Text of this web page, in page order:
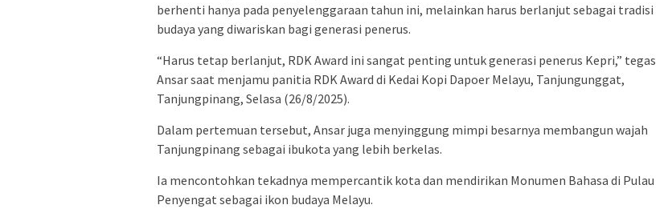
berhenti hanya pada penyelenggaraan tahun ini, melainkan harus berlanjut sebagai tradisi
budaya yang diwariskan bagi generasi penerus.
“Harus tetap berlanjut, RDK Award ini sangat penting untuk generasi penerus Kepri,” tegas
Ansar saat menjamu panitia RDK Award di Kedai Kopi Dapoer Melayu, Tanjungunggat,
Tanjungpinang, Selasa (26/8/2025).
Dalam pertemuan tersebut, Ansar juga menyinggung mimpi besarnya membangun wajah
Tanjungpinang sebagai ibukota yang lebih berkelas.
Ia mencontohkan tekadnya mempercantik kota dan mendirikan Monumen Bahasa di Pulau
Penyengat sebagai ikon budaya Melayu.